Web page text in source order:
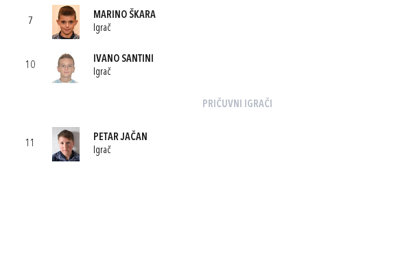
7
MARINO ŠKARA
Igrač
10
IVANO SANTINI
Igrač
PRIČUVNI IGRAČI
11
PETAR JAČAN
Igrač